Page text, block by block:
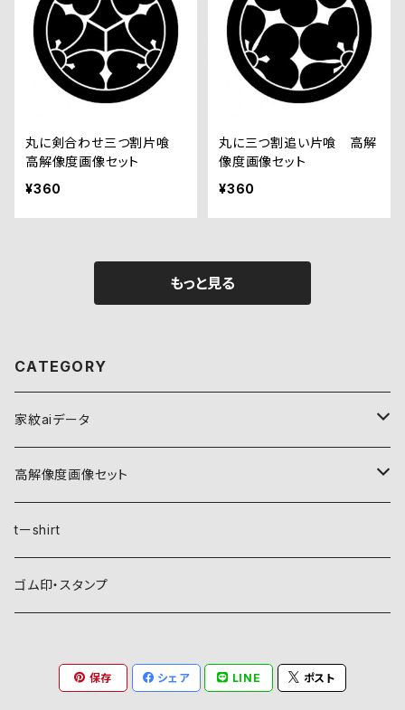
丸に剣合わせ三つ割片喰
高解像度画像セット
¥360
丸に三つ割追い片喰 高解
像度画像セット
¥360
もっと見る
CATEGORY
家紋aiデータ
自然紋
稲妻
霞
植物紋
葵
朝顔・夕顔
動物紋
建造物紋
高解像度画像セット
自然紋
稲妻
植物紋
tーshirt
ゴム印・スタンプ
保存 シェア LINE ポスト